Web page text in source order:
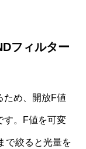
フィルター
ため、開放F値
す。F値を可変
で絞ると光量を